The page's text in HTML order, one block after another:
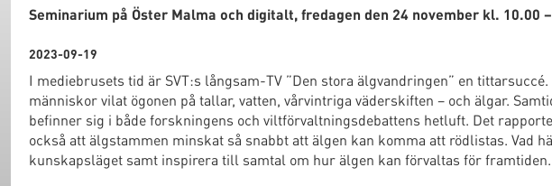
Seminarium på Öster Malma och digitalt, fredagen den 24 november kl. 10.00
2023-09-19
I mediebrusets tid är SVT:s långsam-TV ”Den stora älgvandringen” en
människor vilat ögonen på tallar, vatten, vårvintriga väderskiften – och älgar.
befinner sig i både forskningens och viltförvaltningsdebattens hetluft. Det
också att älgstammen minskat så snabbt att älgen kan komma att rödlistas. Vad
kunskapsläget samt inspirera till samtal om hur älgen kan förvaltas för framtiden.